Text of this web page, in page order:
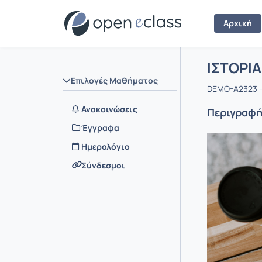
Αρχική
Επιλογές Μαθήματος
Ανακοινώσεις
Έγγραφα
Ημερολόγιο
Σύνδεσμοι
Αρχική
Μάθημα
DEMO-A2323